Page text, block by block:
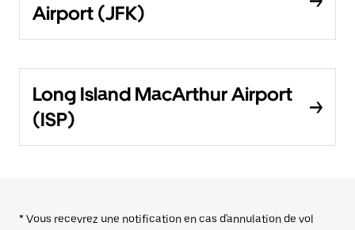
Airport (JFK)
Long Island MacArthur Airport
(ISP)
* Vous recevrez une notification en cas d'annulation de vol